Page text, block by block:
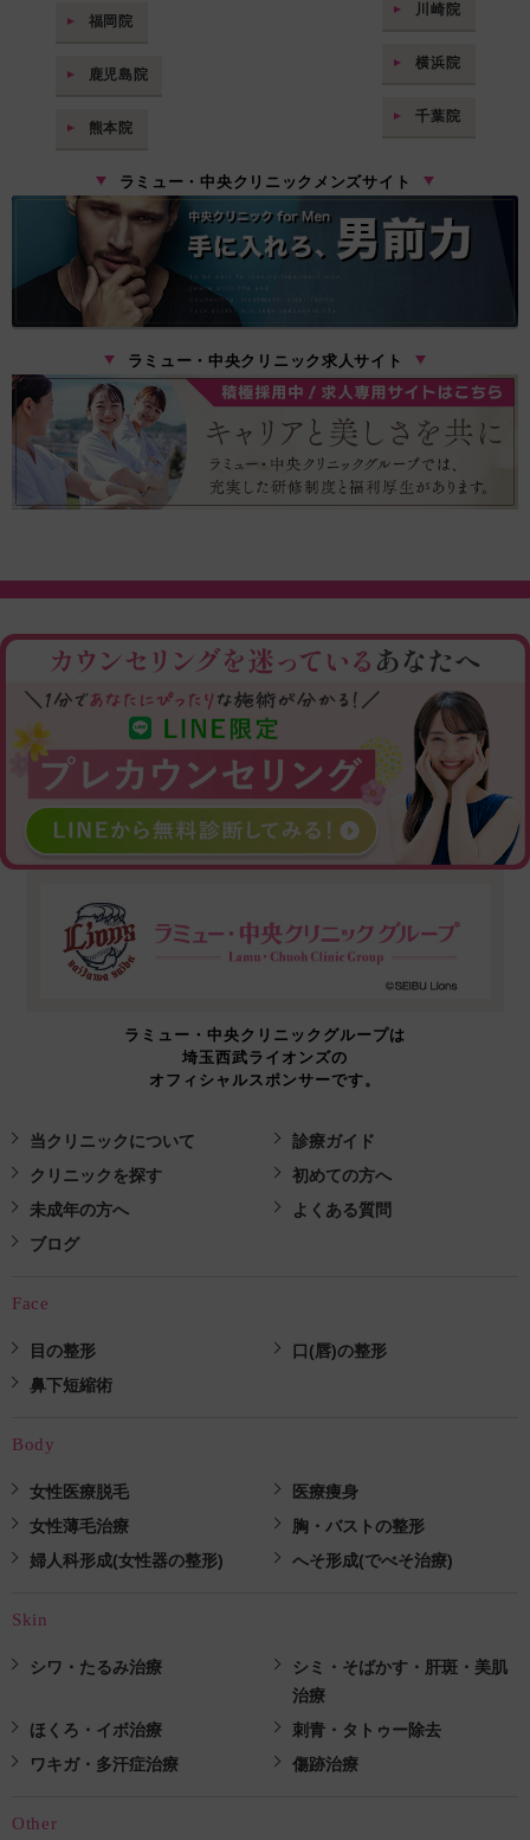
川崎院
横浜院
千葉院
福岡院
鹿児島院
熊本院
ラミュー・中央クリニックメンズサイト
ラミュー・中央クリニック求人サイト
ラミュー・中央クリニックグループは
埼玉西武ライオンズの
オフィシャルスポンサーです。
当クリニックについて
診療ガイド
クリニックを探す
初めての方へ
未成年の方へ
よくある質問
ブログ
Face
目の整形
口(唇)の整形
鼻下短縮術
Body
女性医療脱毛
医療痩身
女性薄毛治療
胸・バストの整形
婦人科形成(女性器の整形)
へそ形成(でべそ治療)
Skin
シワ・たるみ治療
シミ・そばかす・肝斑・美肌
治療
ほくろ・イボ治療
刺青・タトゥー除去
ワキガ・多汗症治療
傷跡治療
Other